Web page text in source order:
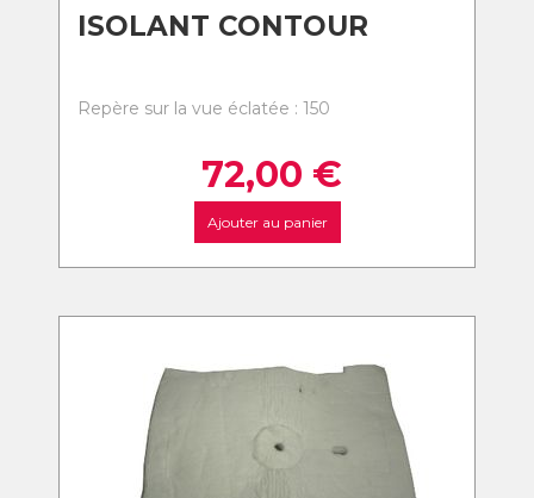
ISOLANT CONTOUR
Repère sur la vue éclatée : 150
72,00 €
Ajouter au panier